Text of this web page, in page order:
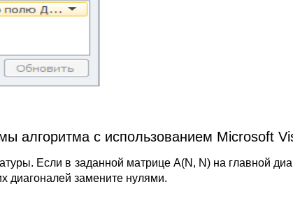
алгоритма с использованием Microsoft
Если в заданной матрице A(N, N) на главной
диагоналей замените нулями.